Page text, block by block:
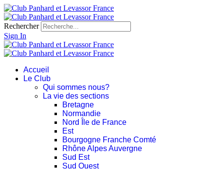
Rechercher
Sign In
Accueil
Le Club
Qui sommes nous?
La vie des sections
Bretagne
Normandie
Nord Île de France
Est
Bourgogne Franche Comté
Rhône Alpes Auvergne
Sud Est
Sud Ouest